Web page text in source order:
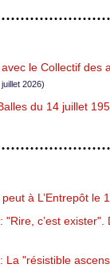
le Collectif des
2026)
du 14 juillet
à L’Entrepôt le
"Rire, c’est exister".
La "résistible